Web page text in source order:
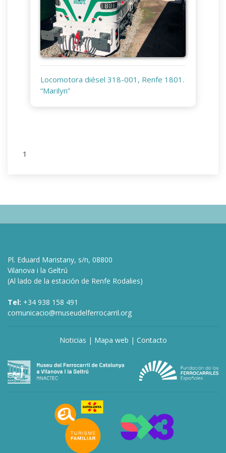
Locomotora diésel 318-001, Renfe 1801.
“Marilyn”
1
Pl. Eduard Maristany, s/n, 08800
Vilanova i la Geltrú
(Al lado de la estación de Renfe Rodalies)
Tel: +34 938 158 491
comunicacio@museudelferrocarril.org
Noticias | Mapa web | Contacto